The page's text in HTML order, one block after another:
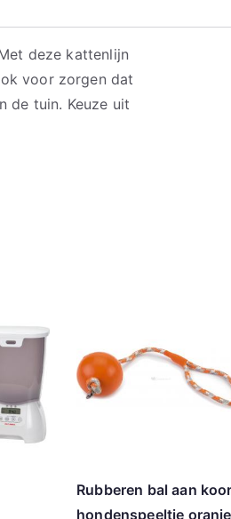
deze kattenlijn
voor zorgen dat
de tuin. Keuze uit
Rubberen bal aan
hondenspeeltje oranje